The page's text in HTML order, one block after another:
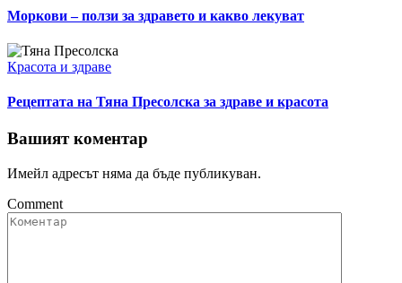
Моркови – ползи за здравето и какво лекуват
Категория:
Красота и здраве
Рецептата на Тяна Пресолска за здраве и красота
Вашият коментар
Имейл адресът няма да бъде публикуван.
Comment